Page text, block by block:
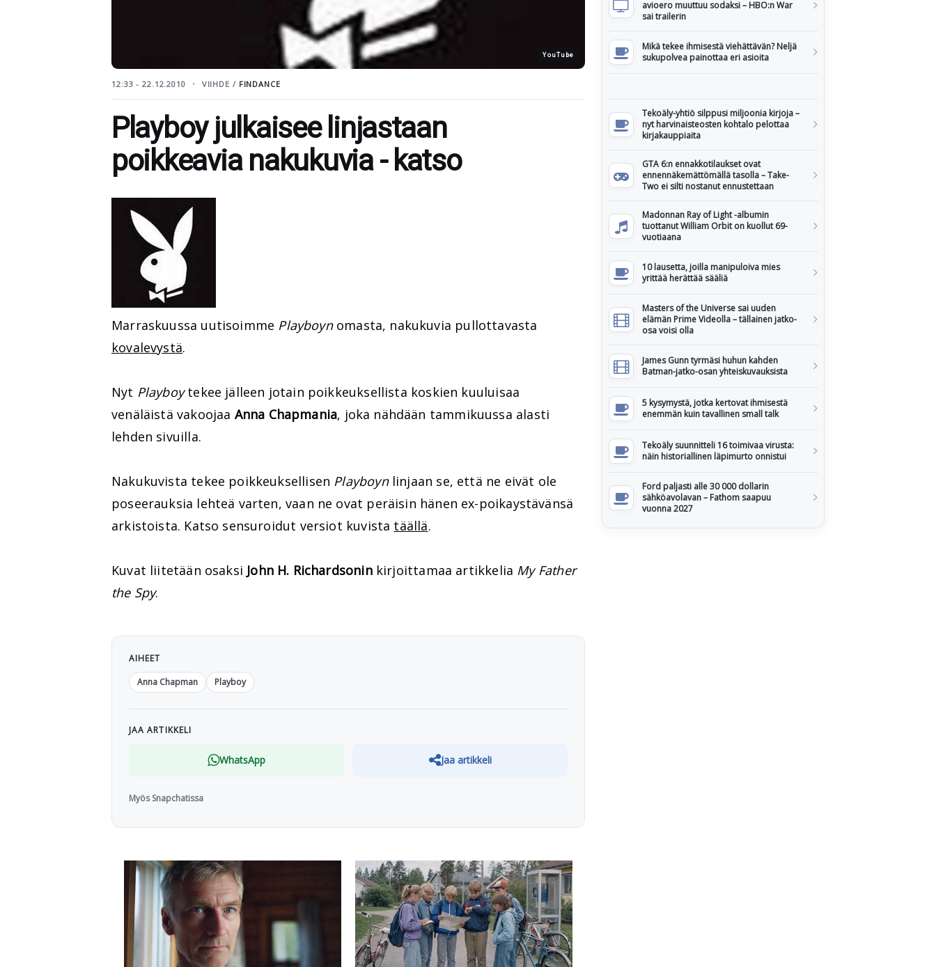
YouTube
12:33 - 22.12.2010 VIIHDE / FINDANCE
Playboy julkaisee linjastaan
poikkeavia nakukuvia - katso
Marraskuussa uutisoimme Playboynomasta, nakukuvia pullottavasta
kovalevystä.
Nyt Playboytekee jälleen jotain poikkeuksellista koskien kuuluisaa
venäläistä vakoojaa Anna Chapmania, joka nähdään tammikuussa alasti
lehden sivuilla.
Nakukuvista tekee poikkeuksellisen Playboynlinjaan se, että ne eivät ole
poseerauksia lehteä varten, vaan ne ovat peräisin hänen ex-poikaystävänsä
arkistoista. Katso sensuroidut versiot kuvista täällä.
Kuvat liitetään osaksi John H. Richardsoninkirjoittamaa artikkelia My Father
the Spy.
AIHEET
Anna Chapman
Playboy
JAA ARTIKKELI
WhatsApp Jaa artikkeli
Myös Snapchatissa
avioero muuttuu sodaksi – HBO:n War
sai trailerin
Mikä tekee ihmisestä viehättävän? Neljä
sukupolvea painottaa eri asioita
Tekoäly-yhtiö silppusi miljoonia kirjoja –
nyt harvinaisteosten kohtalo pelottaa
kirjakauppiaita
GTA 6:n ennakkotilaukset ovat
ennennäkemättömällä tasolla – Take-
Two ei silti nostanut ennustettaan
Madonnan Ray of Light -albumin
tuottanut William Orbit on kuollut 69-
vuotiaana
10 lausetta, joilla manipuloiva mies
yrittää herättää sääliä
Masters of the Universe sai uuden
elämän Prime Videolla – tällainen jatko-
osa voisi olla
James Gunn tyrmäsi huhun kahden
Batman-jatko-osan yhteiskuvauksista
5 kysymystä, jotka kertovat ihmisestä
enemmän kuin tavallinen small talk
Tekoäly suunnitteli 16 toimivaa virusta:
näin historiallinen läpimurto onnistui
Ford paljasti alle 30 000 dollarin
sähköavolavan – Fathom saapuu
vuonna 2027